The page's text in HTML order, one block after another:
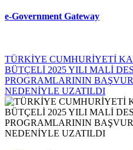
e-Government Gateway
TÜRKİYE CUMHURİYETİ
BÜTÇELİ 2025 YILI MALİ
PROGRAMLARININ
NEDENİYLE UZATILDI